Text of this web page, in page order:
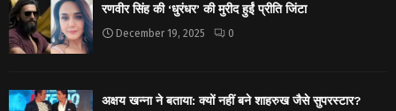
रणवीर सिंह की ‘धुरंधर’ की मुरीद हुईं प्रीति जिंटा
December 19, 2025 0
अक्षय खन्ना ने बताया: क्यों नहीं बने शाहरुख जैसे सुपरस्टार?